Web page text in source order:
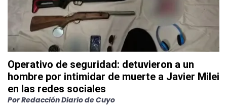
Operativo de seguridad: detuvieron a un
hombre por intimidar de muerte a Javier Milei
en las redes sociales
PorRedacción Diario de Cuyo